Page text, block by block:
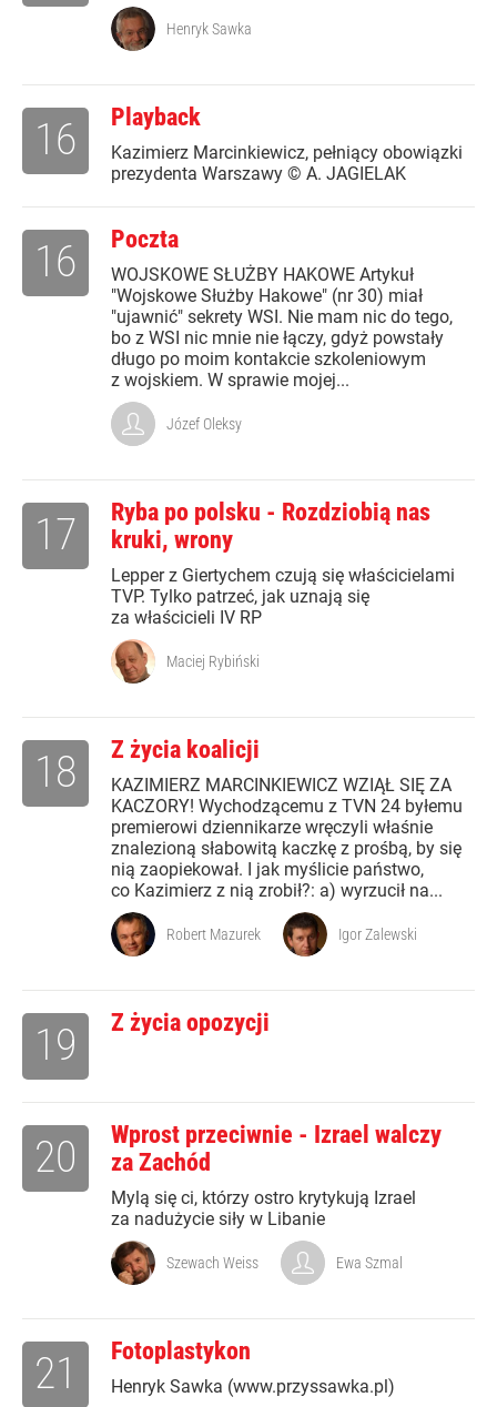
Henryk Sawka
Playback
Kazimierz Marcinkiewicz, pełniący obowiązki
prezydenta Warszawy © A. JAGIELAK
16
Poczta
WOJSKOWE SŁUŻBY HAKOWE Artykuł
"Wojskowe Służby Hakowe" (nr 30) miał
"ujawnić" sekrety WSI. Nie mam nic do tego,
bo z WSI nic mnie nie łączy, gdyż powstały
długo po moim kontakcie szkoleniowym
z wojskiem. W sprawie mojej...
16
Józef Oleksy
Ryba po polsku - Rozdziobią nas
kruki, wrony
Lepper z Giertychem czują się właścicielami
TVP. Tylko patrzeć, jak uznają się
za właścicieli IV RP
17
Maciej Rybiński
Z życia koalicji
KAZIMIERZ MARCINKIEWICZ WZIĄŁ SIĘ ZA
KACZORY! Wychodzącemu z TVN 24 byłemu
premierowi dziennikarze wręczyli właśnie
znalezioną słabowitą kaczkę z prośbą, by się
nią zaopiekował. I jak myślicie państwo,
co Kazimierz z nią zrobił?: a) wyrzucił na...
18
Robert Mazurek Igor Zalewski
Z życia opozycji
19
Wprost przeciwnie - Izrael walczy
za Zachód
Mylą się ci, którzy ostro krytykują Izrael
za nadużycie siły w Libanie
20
Szewach Weiss Ewa Szmal
Fotoplastykon
Henryk Sawka (www.przyssawka.pl)
21